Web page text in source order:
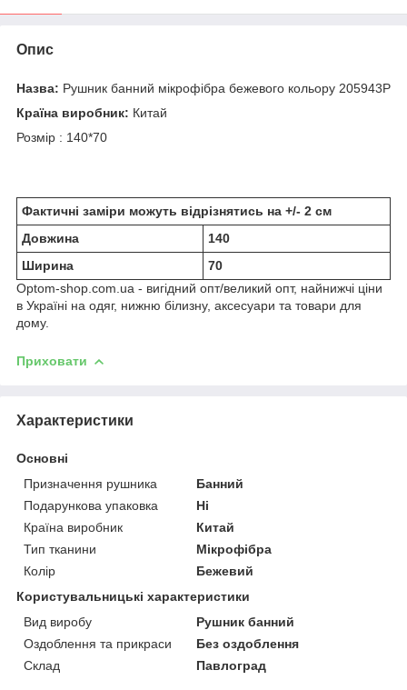
Опис
Назва: Рушник банний мікрофібра бежевого кольору 205943P
Країна виробник: Китай
Розмір : 140*70
Фактичні заміри можуть відрізнятись на +/- 2 см
Довжина
140
Ширина
70
Optom-shop.com.ua - вигідний опт/великий опт, найнижчі ціни
в Україні на одяг, нижню білизну, аксесуари та товари для
дому.
Приховати
Характеристики
Основні
Призначення рушника
Банний
Подарункова упаковка
Ні
Країна виробник
Китай
Тип тканини
Мікрофібра
Колір
Бежевий
Користувальницькі характеристики
Вид виробу
Рушник банний
Оздоблення та прикраси
Без оздоблення
Склад
Павлоград